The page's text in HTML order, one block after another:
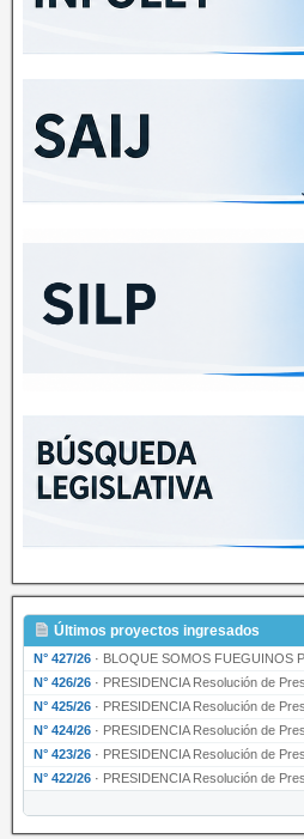
Últimos proyectos ingresados
N° 427/26 · BLOQUE SOMOS FUEGUINOS Proyecto de
N° 426/26 · PRESIDENCIA Resolución de Presidencia N°
N° 425/26 · PRESIDENCIA Resolución de Presidencia N°
N° 424/26 · PRESIDENCIA Resolución de Presidencia Nº
N° 423/26 · PRESIDENCIA Resolución de Presidencia Nº
N° 422/26 · PRESIDENCIA Resolución de